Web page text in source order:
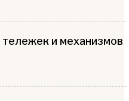
и механизмов